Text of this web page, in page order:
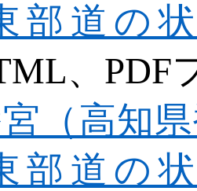
部道の
、 PDF
宮（高知
部道の